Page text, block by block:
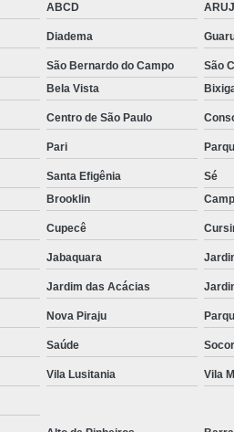
ABCD
Diadema
São Bernardo do Campo São
Bela Vista
Centro de São Paulo
Pari
Santa Efigênia Sé
Brooklin
Cupecê
Jabaquara
Jardim das Acácias
Nova Piraju
Saúde
Vila Lusitania Vila